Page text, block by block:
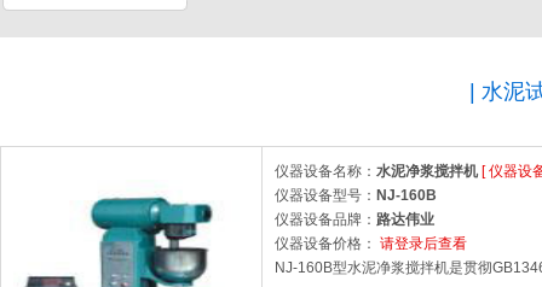
|水泥
仪器设备名称： 水泥净浆搅拌机 [仪器设
仪器设备型号： NJ-160B
仪器设备品牌： 路达伟业
仪器设备价格： 请登录后查看
NJ-160B型水泥净浆搅拌机是贯彻